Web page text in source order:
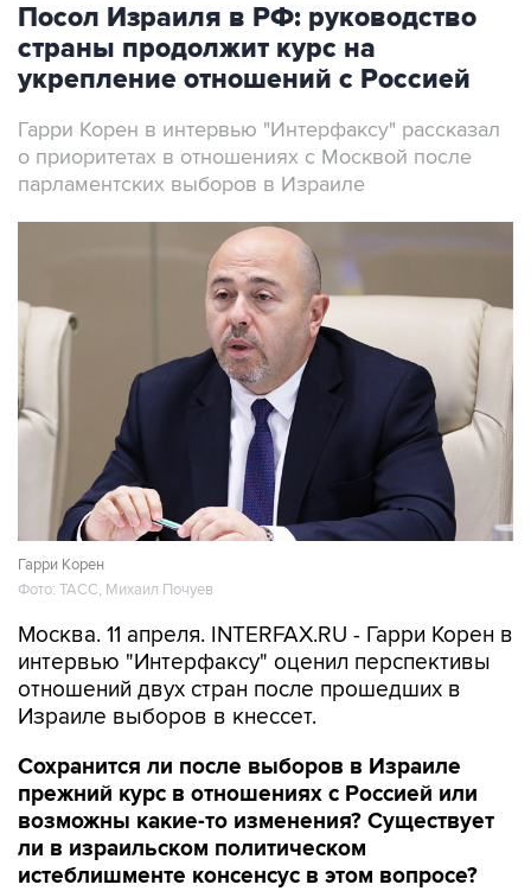
Посол Израиля в РФ: руководство
страны продолжит курс на
укрепление отношений с Россией
Гарри Корен в интервью "Интерфаксу" рассказал
о приоритетах в отношениях с Москвой после
парламентских выборов в Израиле
Гарри Корен
Фото: ТАСС, Михаил Почуев
Москва. 11 апреля. INTERFAX.RU - Гарри Корен в
интервью "Интерфаксу" оценил перспективы
отношений двух стран после прошедших в
Израиле выборов в кнессет.
Сохранится ли после выборов в Израиле
прежний курс в отношениях с Россией или
возможны какие-то изменения? Существует
ли в израильском политическом
истеблишменте консенсус в этом вопросе?